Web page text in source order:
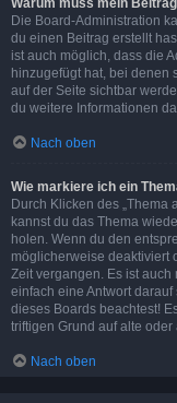
Warum muss mein
Die Board-Administration
du einen Beitrag erstellt
ist auch möglich, dass die
hinzugefügt hat, bei denen
auf der Seite sichtbar
du weitere Informationen
Nach oben
Wie markiere ich ein
Durch Klicken des „Thema
kannst du das Thema
holen. Wenn du den
möglicherweise deaktiviert
Zeit vergangen. Es ist
einfach eine Antwort
dieses Boards beachtest!
triftigen Grund auf alte
Nach oben